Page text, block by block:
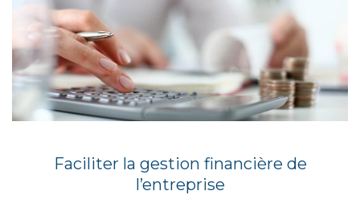
Faciliter la gestion financière de
l’entreprise